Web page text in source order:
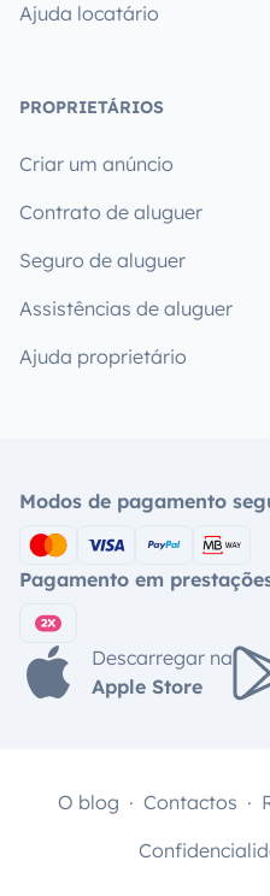
Ajuda locatário
PROPRIETÁRIOS
Criar um anúncio
Contrato de aluguer
Seguro de aluguer
Assistências de aluguer
Ajuda proprietário
Modos de pagamento
Pagamento em
Descarregar na
Apple Store
O blog Contactos